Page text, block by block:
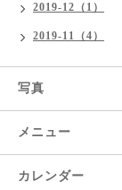
2019-12（1）
2019-11（4）
写真
メニュー
カレンダー